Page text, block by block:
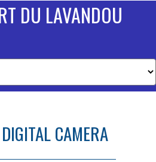
DU LAVANDOU
CAMERA